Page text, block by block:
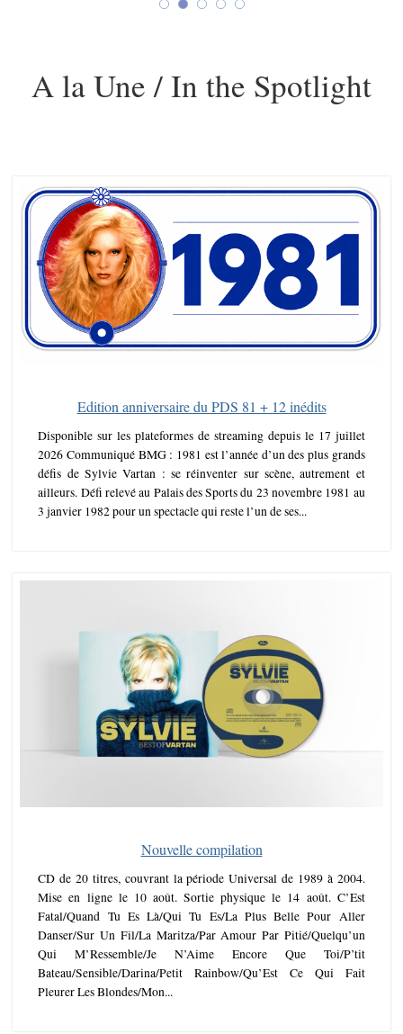
A la Une / In the Spotlight
Edition anniversaire du PDS 81 + 12 inédits
Disponible sur les plateformes de streaming depuis le 17 juillet
2026 Communiqué BMG : 1981 est l’année d’un des plus grands
défis de Sylvie Vartan : se réinventer sur scène, autrement et
ailleurs. Défi relevé au Palais des Sports du 23 novembre 1981 au
3 janvier 1982 pour un spectacle qui reste l’un de ses...
Nouvelle compilation
CD de 20 titres, couvrant la période Universal de 1989 à 2004.
Mise en ligne le 10 août. Sortie physique le 14 août. C’Est
Fatal/Quand Tu Es Là/Qui Tu Es/La Plus Belle Pour Aller
Danser/Sur Un Fil/La Maritza/Par Amour Par Pitié/Quelqu’un
Qui M’Ressemble/Je N’Aime Encore Que Toi/P’tit
Bateau/Sensible/Darina/Petit Rainbow/Qu’Est Ce Qui Fait
Pleurer Les Blondes/Mon...